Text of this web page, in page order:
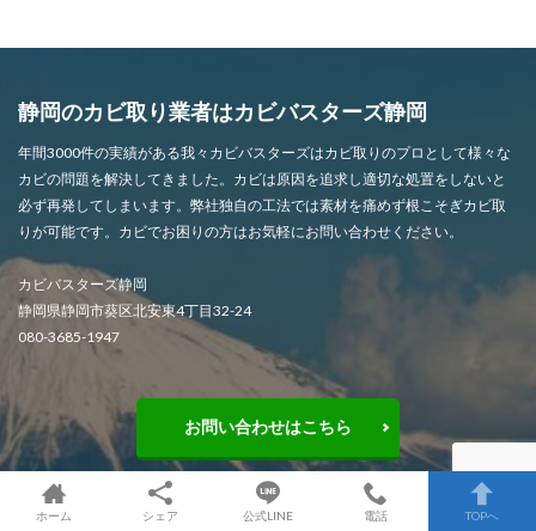
静岡のカビ取り業者はカビバスターズ静岡
年間3000件の実績がある我々カビバスターズはカビ取りのプロとして様々な
カビの問題を解決してきました。カビは原因を追求し適切な処置をしないと
必ず再発してしまいます。弊社独自の工法では素材を痛めず根こそぎカビ取
りが可能です。カビでお困りの方はお気軽にお問い合わせください。
カビバスターズ静岡
静岡県静岡市葵区北安東4丁目32-24
080-3685-1947
お問い合わせはこちら
ホーム シェア 公式LINE 電話 TOPへ